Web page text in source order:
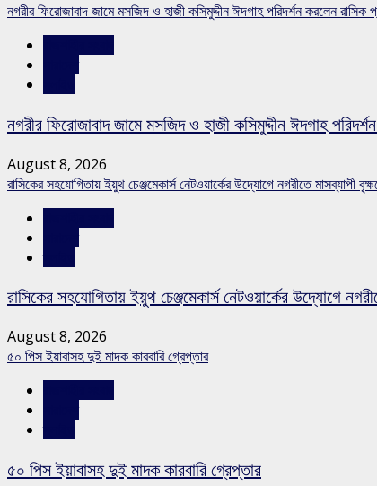
নগরীর ফিরোজাবাদ জামে মসজিদ ও হাজী কসিমুদ্দীন ঈদগাহ পরিদর্শন করলেন রাসিক
নগরীর ফিরোজাবাদ জামে মসজিদ ও হাজী কসিমুদ্দীন ঈদগাহ
August 8, 2026
রাসিকের সহযোগিতায় ইয়ুথ চেঞ্জমেকার্স নেটওয়ার্কের উদ্যোগে নগরীতে মাসব্যাপী
রাসিকের সহযোগিতায় ইয়ুথ চেঞ্জমেকার্স নেটওয়ার্কের উদ্যোগে
August 8, 2026
৫০ পিস ইয়াবাসহ দুই মাদক কারবারি গ্রেপ্তার
৫০ পিস ইয়াবাসহ দুই মাদক কারবারি গ্রেপ্তার